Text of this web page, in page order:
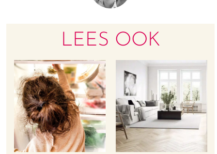
LEES OOK